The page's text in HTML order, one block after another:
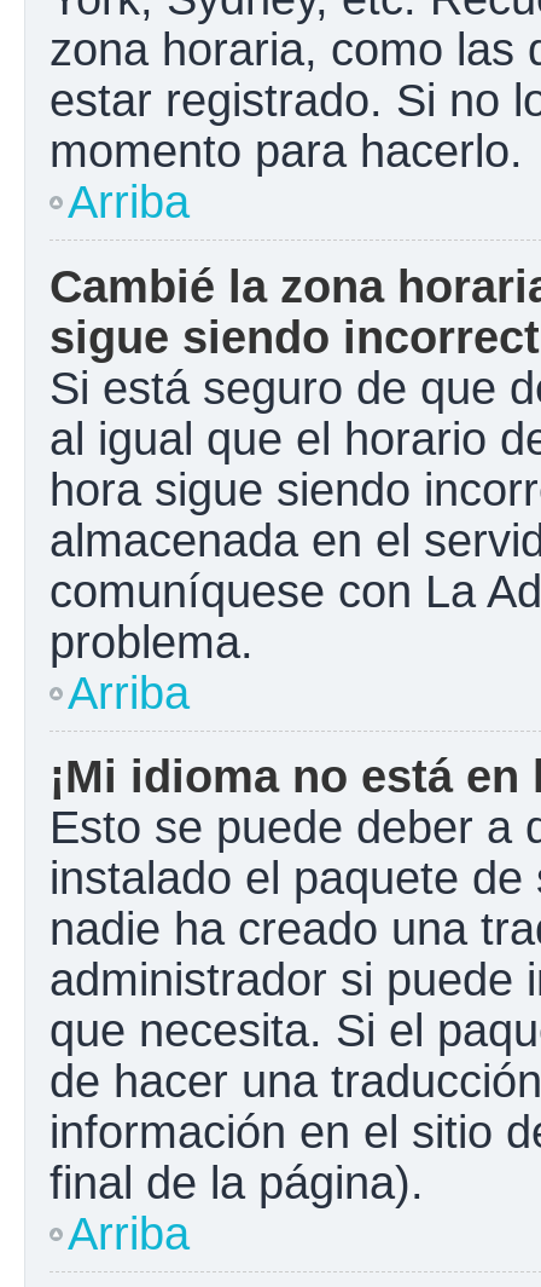
zona horaria, como las
estar registrado. Si no
momento para hacerlo.
Arriba
Cambié la zona
sigue siendo
Si está seguro de que
al igual que el horario
hora sigue siendo
almacenada en el
comuníquese con La
problema.
Arriba
¡Mi idioma no está
Esto se puede deber a
instalado el paquete
nadie ha creado una
administrador si puede
que necesita. Si el
de hacer una
información en el sitio
final de la página).
Arriba